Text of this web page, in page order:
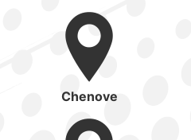
Chenove